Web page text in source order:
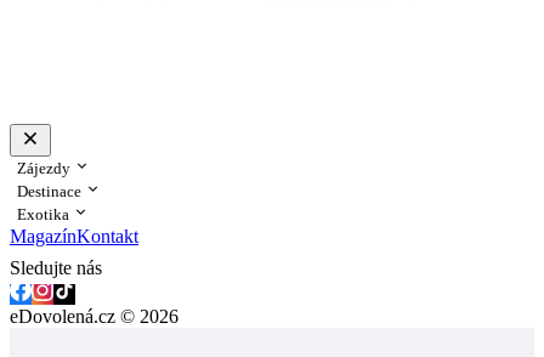
Zájezdy
Destinace
Exotika
MagazínKontakt
Sledujte nás
eDovolená.cz © 2026